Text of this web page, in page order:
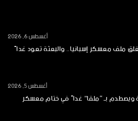
ملف معسكر إسبانيا.. والبعثة تعود غداً
أغسطس 6, 2026
ويصطدم بـ “ملقا” غداً في ختام معسكر
أغسطس 5, 2026